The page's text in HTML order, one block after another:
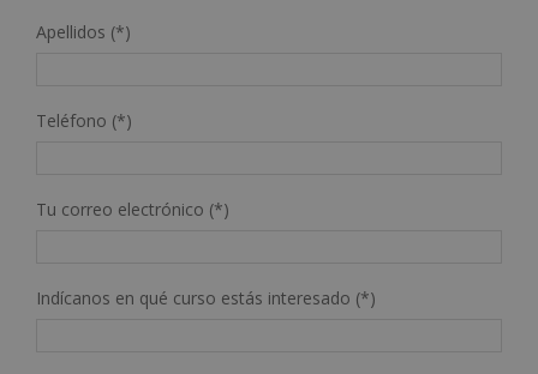
Apellidos (*)
Teléfono (*)
Tu correo electrónico (*)
Indícanos en qué curso estás interesado (*)